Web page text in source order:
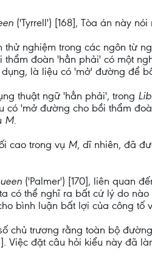
('Tyrrell') [168], Tòa án này
thử nghiệm trong các ngôn từ
đoàn 'hẳn phải' có một
là liệu có 'mở' đường để
thuật ngữ 'hẳn phải', trong
có 'mở đường cho bồi thẩm
M.
cao trong vụ M, dĩ nhiên, đã
('Palmer') [170], liên quan
có thể nghĩ ra bất cứ lý do
bình luận bất lợi của công tố
chủ trương rằng toàn bộ
Việc đặt câu hỏi kiểu này đã